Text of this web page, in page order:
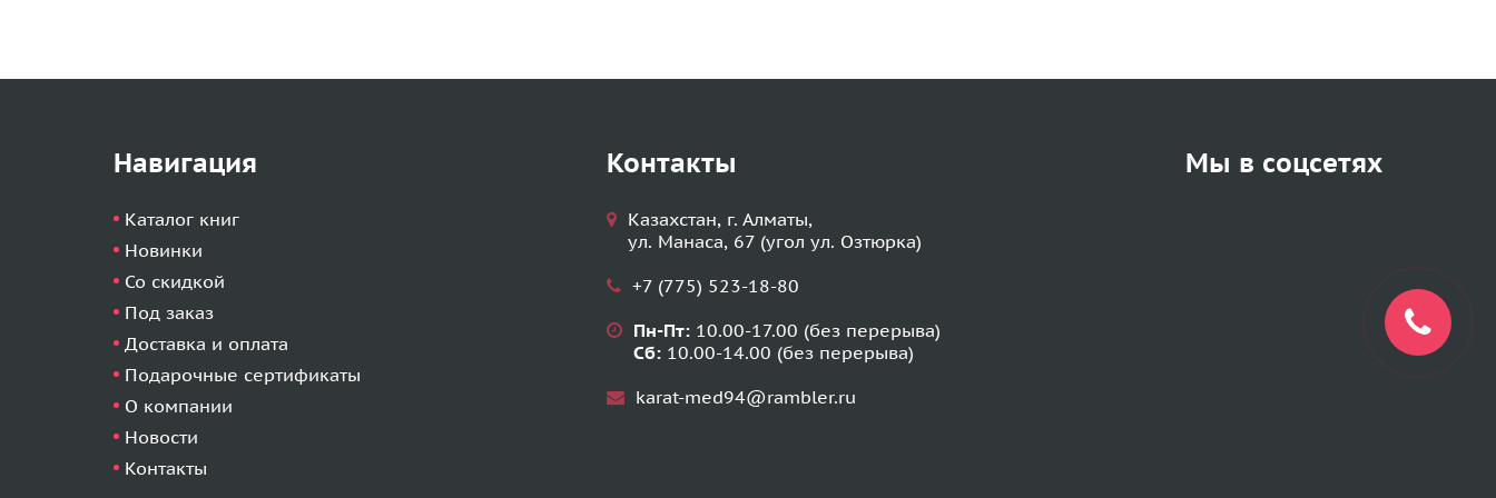
Навигация
Каталог книг
Новинки
Со скидкой
Под заказ
Доставка и оплата
Подарочные сертификаты
О компании
Новости
Контакты
Контакты
Казахстан, г. Алматы,
ул. Манаса, 67 (угол ул. Озтюрка)
+7 (775) 523-18-80
Пн-Пт:10.00-17.00 (без перерыва)
Сб:10.00-14.00 (без перерыва)
karat-med94@rambler.ru
Мы в соцсетях